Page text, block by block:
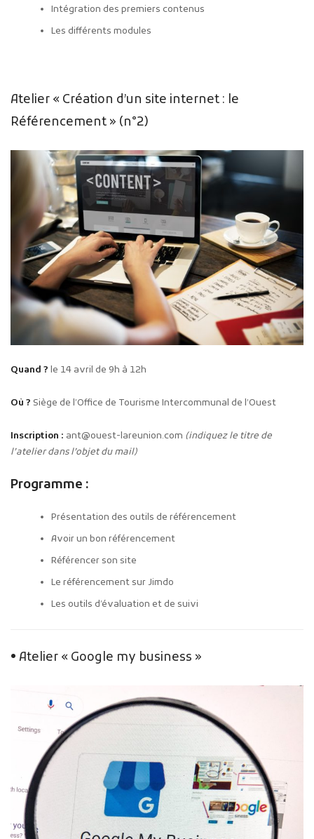
Intégration des premiers contenus
Les différents modules
Atelier « Création d’un site internet : le
Référencement » (n°2)
Quand ? le 14 avril de 9h à 12h
Où ? Siège de l’Office de Tourisme Intercommunal de l’Ouest
Inscription : ant@ouest-lareunion.com (indiquez le titre de
l’atelier dans l’objet du mail)
Programme :
Présentation des outils de référencement
Avoir un bon référencement
Référencer son site
Le référencement sur Jimdo
Les outils d’évaluation et de suivi
• Atelier « Google my business »